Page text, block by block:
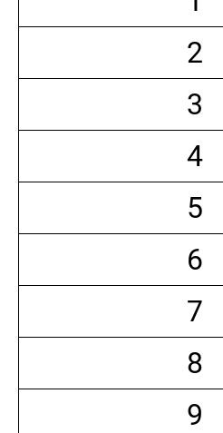
2
3
4
5
6
7
8
9